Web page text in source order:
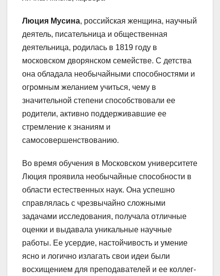
Люция Мусина, российская женщина, научный
деятель, писательница и общественная
деятельница, родилась в 1819 году в
московском дворянском семействе. С детства
она обладала необычайными способностями и
огромным желанием учиться, чему в
значительной степени способствовали ее
родители, активно поддерживавшие ее
стремление к знаниям и
самосовершенствованию.
Во время обучения в Московском университете
Люция проявила необычайные способности в
области естественных наук. Она успешно
справлялась с чрезвычайно сложными
задачами исследования, получала отличные
оценки и выдавала уникальные научные
работы. Ее усердие, настойчивость и умение
ясно и логично излагать свои идеи были
восхищением для преподавателей и ее коллег-